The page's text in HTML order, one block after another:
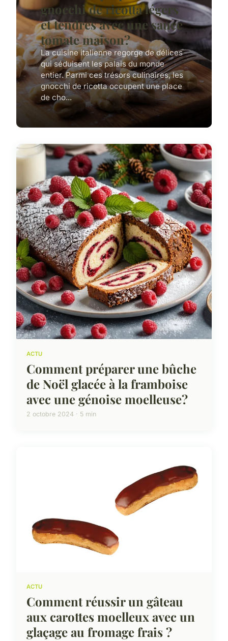
gnocchi de ricotta légers
et tendres avec une sauce
tomate maison?
La cuisine italienne regorge de délices
qui séduisent les palais du monde
entier. Parmi ces trésors culinaires, les
gnocchi de ricotta occupent une place
de cho...
ACTU
Comment préparer une bûche
de Noël glacée à la framboise
avec une génoise moelleuse?
2 octobre 2024 · 5 min
ACTU
Comment réussir un gâteau
aux carottes moelleux avec un
glaçage au fromage frais ?